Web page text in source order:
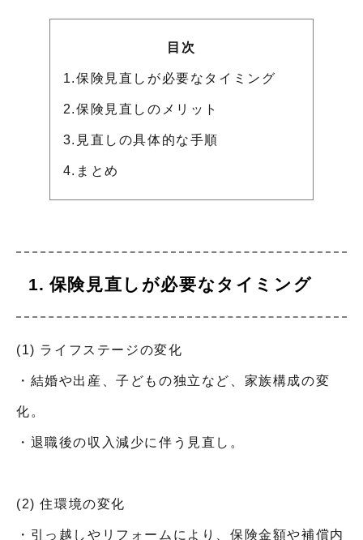
目次
1.保険見直しが必要なタイミング
2.保険見直しのメリット
3.見直しの具体的な手順
4.まとめ
保険見直しが必要なタイミング
(1) ライフステージの変化
・結婚や出産、子どもの独立など、家族構成の変
化。
・退職後の収入減少に伴う見直し。
(2) 住環境の変化
・引っ越しやリフォームにより、保険金額や補償内